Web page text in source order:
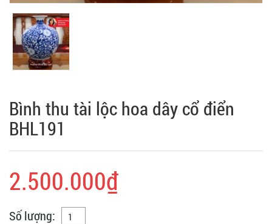
Bình thu tài lộc hoa dây cổ điển
BHL191
2.500.000₫
Số lượng: